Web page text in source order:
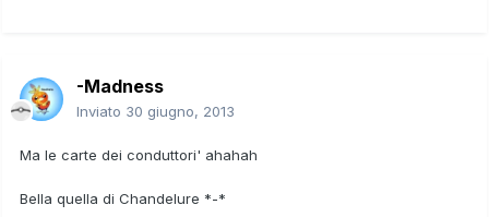
-Madness
Inviato 30 giugno, 2013
Ma le carte dei conduttori' ahahah
Bella quella di Chandelure *-*